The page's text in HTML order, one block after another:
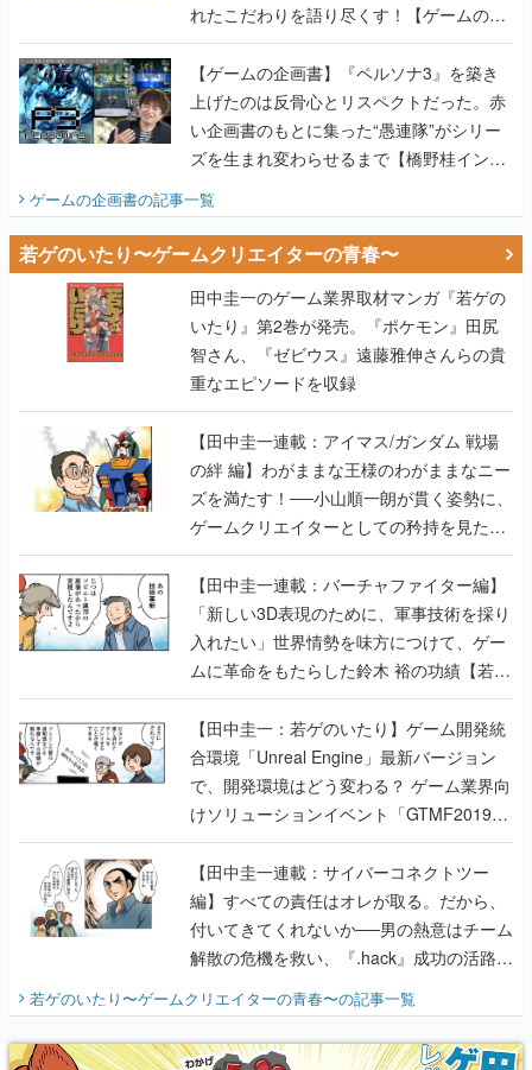
上げたのは反骨心とリスペクトだった。赤
い企画書のもとに集った“愚連隊”がシリー
ズを生まれ変わらせるまで【橋野桂インタ
ビュー】
ゲームの企画書の記事一覧
若ゲのいたり〜ゲームクリエイターの青春〜
田中圭一のゲーム業界取材マンガ『若ゲの
いたり』第2巻が発売。『ポケモン』田尻
智さん、『ゼビウス』遠藤雅伸さんらの貴
重なエピソードを収録
【田中圭一連載：アイマス/ガンダム 戦場
の絆 編】わがままな王様のわがままなニー
ズを満たす！──小山順一朗が貫く姿勢に、
ゲームクリエイターとしての矜持を見た
【若ゲのいたり最終回】
【田中圭一連載：バーチャファイター編】
「新しい3D表現のために、軍事技術を採り
入れたい」世界情勢を味方につけて、ゲー
ムに革命をもたらした鈴木 裕の功績【若ゲ
のいたり】
【田中圭一：若ゲのいたり】ゲーム開発統
合環境「Unreal Engine」最新バージョン
で、開発環境はどう変わる？ ゲーム業界向
けソリューションイベント「GTMF2019」
に行って、より理解を深めよう【PR】
【田中圭一連載：サイバーコネクトツー
編】すべての責任はオレが取る。だから、
付いてきてくれないか──男の熱意はチーム
解散の危機を救い、『.hack』成功の活路を
開く。業界の快男児・松山 洋に流れる血は
『少年ジャンプ』色だった【若ゲのいた
り】
若ゲのいたり〜ゲームクリエイターの青春〜の記事一覧